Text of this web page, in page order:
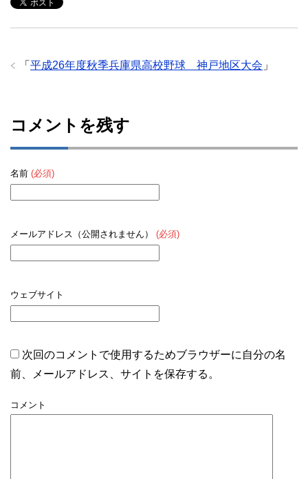
「 平成26年度秋季兵庫県高校野球 神戸地区大会 」
コメントを残す
名前 (必須)
メールアドレス（公開されません） (必須)
ウェブサイト
次回のコメントで使用するためブラウザーに自分の名
前、メールアドレス、サイトを保存する。
コメント